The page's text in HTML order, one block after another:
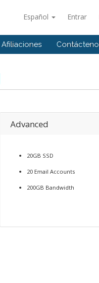
Español Entrar
Afiliaciones
Advanced
20GB SSD
20 Email Accounts
200GB Bandwidth